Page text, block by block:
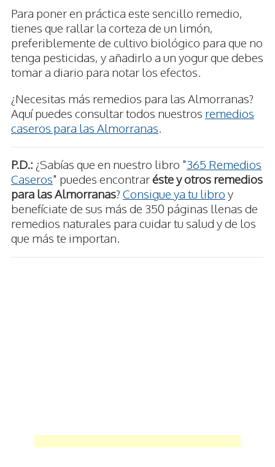
Para poner en práctica este sencillo remedio,
tienes que rallar la corteza de un limón,
preferiblemente de cultivo biológico para que no
tenga pesticidas, y añadirlo a un yogur que debes
tomar a diario para notar los efectos.
¿Necesitas más remedios para las Almorranas?
Aquí puedes consultar todos nuestros remedios
caseros para las Almorranas
P.D.: ¿Sabías que en nuestro libro "365 Remedios
Caseros" puedes encontraréste y otros remedios
para las Almorranas? Consigue ya tu libro y
benefíciate de sus más de 350 páginas llenas de
remedios naturales para cuidar tu salud y de los
que más te importan.